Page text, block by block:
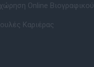
Online Βιογραφικού
Καριέρας